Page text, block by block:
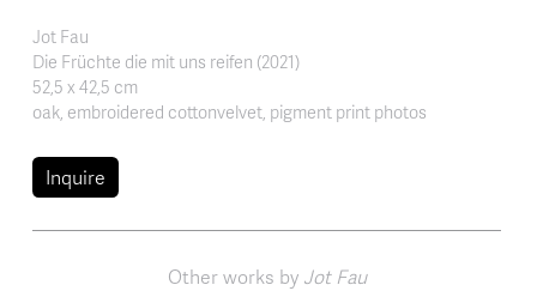
Jot Fau
Die Früchte die mit uns reifen (2021)
52,5 x 42,5 cm
oak, embroidered cottonvelvet, pigment print photos
Inquire
Other works by Jot Fau